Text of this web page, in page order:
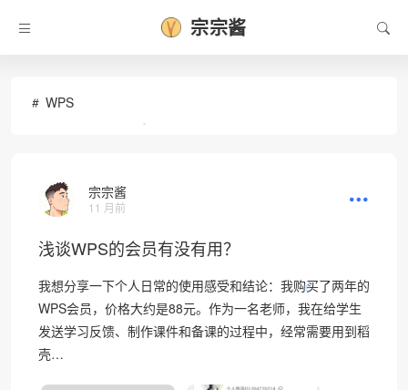
❅
宗宗酱
WPS
宗宗酱
11 月前
浅谈WPS的会员有没有用？
我想分享一下个人日常的使用感受和结论：我购买了两年的
WPS会员，价格大约是88元。作为一名老师，我在给学生
发送学习反馈、制作课件和备课的过程中，经常需要用到稻
壳…